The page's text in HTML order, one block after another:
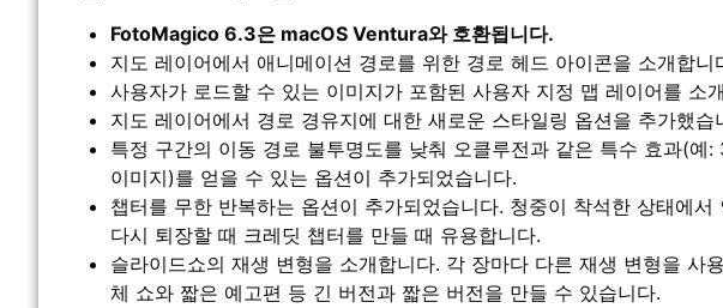
FotoMagico 6.3은 macOS Ventura와 호환됩니다.
지도 레이어에서 애니메이션 경로를 위한 경로 헤드 아이콘을 소개합니
사용자가 로드할 수 있는 이미지가 포함된 사용자 지정 맵 레이어를 소
지도 레이어에서 경로 경유지에 대한 새로운 스타일링 옵션을 추가했습
특정 구간의 이동 경로 불투명도를 낮춰 오클루전과 같은 특수 효과(예
이미지)를 얻을 수 있는 옵션이 추가되었습니다.
챕터를 무한 반복하는 옵션이 추가되었습니다. 청중이 착석한 상태에
다시 퇴장할 때 크레딧 챕터를 만들 때 유용합니다.
슬라이드쇼의 재생 변형을 소개합니다. 각 장마다 다른 재생 변형을 사
체 쇼와 짧은 예고편 등 긴 버전과 짧은 버전을 만들 수 있습니다.